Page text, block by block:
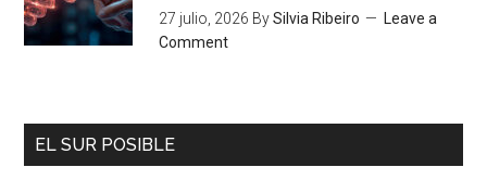
27 julio, 2026 BySilvia Ribeiro
Leave a
Comment
EL SUR POSIBLE